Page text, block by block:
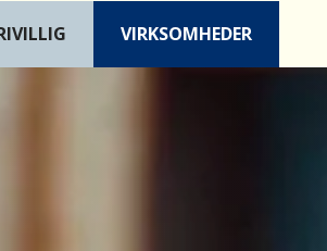
VIRKSOMHEDER